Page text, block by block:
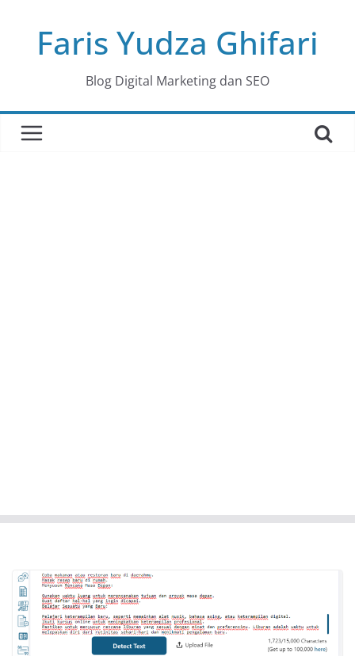
contentFaris Yudza Ghifari
Blog Digital Marketing dan SEO